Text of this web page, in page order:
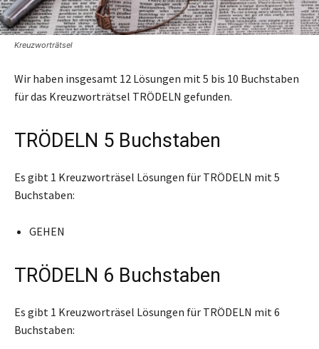
Kreuzworträtsel
Wir haben insgesamt 12 Lösungen mit 5 bis 10 Buchstaben
für das Kreuzworträtsel TRÖDELN gefunden.
TRÖDELN 5 Buchstaben
Es gibt 1 Kreuzworträsel Lösungen für TRÖDELN mit 5
Buchstaben:
GEHEN
TRÖDELN 6 Buchstaben
Es gibt 1 Kreuzworträsel Lösungen für TRÖDELN mit 6
Buchstaben: